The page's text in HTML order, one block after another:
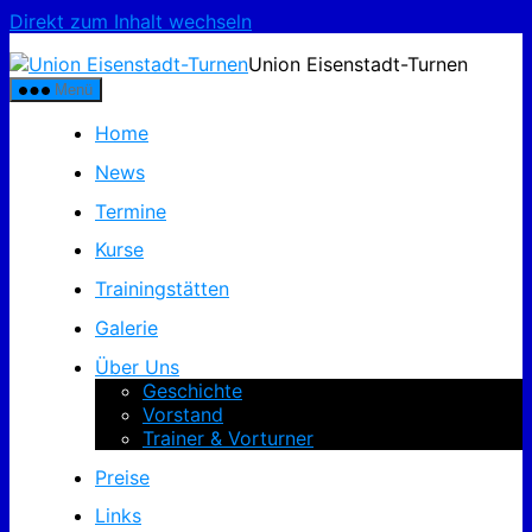
Direkt zum Inhalt wechseln
Union Eisenstadt-Turnen
Menü
Home
News
Termine
Kurse
Trainingstätten
Galerie
Über Uns
Geschichte
Vorstand
Trainer & Vorturner
Preise
Links